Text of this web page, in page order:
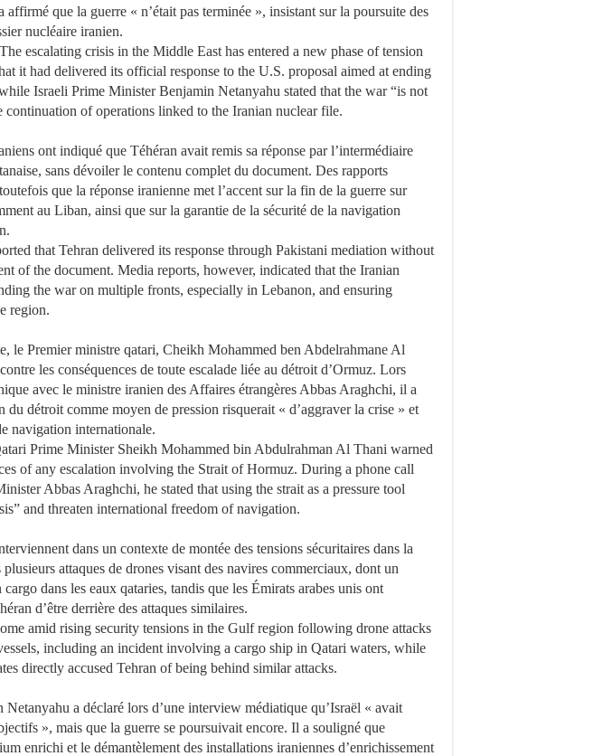
que la guerre « n’était pas terminée », insistant sur la poursuite des
nucléaire iranien.
escalating crisis in the Middle East has entered a new phase of tension
it had delivered its official response to the U.S. proposal aimed at ending
Israeli Prime Minister Benjamin Netanyahu stated that the war “is not
continuation of operations linked to the Iranian nuclear file.
ont indiqué que Téhéran avait remis sa réponse par l’intermédiaire
sans dévoiler le contenu complet du document. Des rapports
que la réponse iranienne met l’accent sur la fin de la guerre sur
au Liban, ainsi que sur la garantie de la sécurité de la navigation
that Tehran delivered its response through Pakistani mediation without
of the document. Media reports, however, indicated that the Iranian
the war on multiple fronts, especially in Lebanon, and ensuring
region.
le Premier ministre qatari, Cheikh Mohammed ben Abdelrahmane Al
les conséquences de toute escalade liée au détroit d’Ormuz. Lors
avec le ministre iranien des Affaires étrangères Abbas Araghchi, il a
du détroit comme moyen de pression risquerait « d’aggraver la crise » et
navigation internationale.
Prime Minister Sheikh Mohammed bin Abdulrahman Al Thani warned
of any escalation involving the Strait of Hormuz. During a phone call
Abbas Araghchi, he stated that using the strait as a pressure tool
and threaten international freedom of navigation.
dans un contexte de montée des tensions sécuritaires dans la
attaques de drones visant des navires commerciaux, dont un
dans les eaux qataries, tandis que les Émirats arabes unis ont
d’être derrière des attaques similaires.
amid rising security tensions in the Gulf region following drone attacks
including an incident involving a cargo ship in Qatari waters, while
directly accused Tehran of being behind similar attacks.
a déclaré lors d’une interview médiatique qu’Israël « avait
», mais que la guerre se poursuivait encore. Il a souligné que
enrichi et le démantèlement des installations iraniennes d’enrichissement